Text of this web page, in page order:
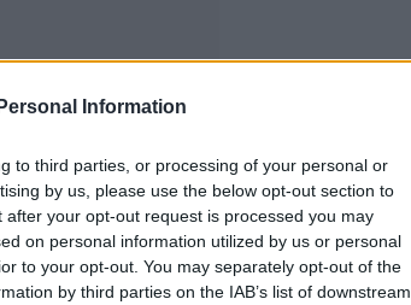
Information
to third parties, or processing of your personal or
by us, please use the below opt-out section to
your opt-out request is processed you may
on personal information utilized by us or personal
to your opt-out. You may separately opt-out of the
by third parties on the IAB’s list of downstream